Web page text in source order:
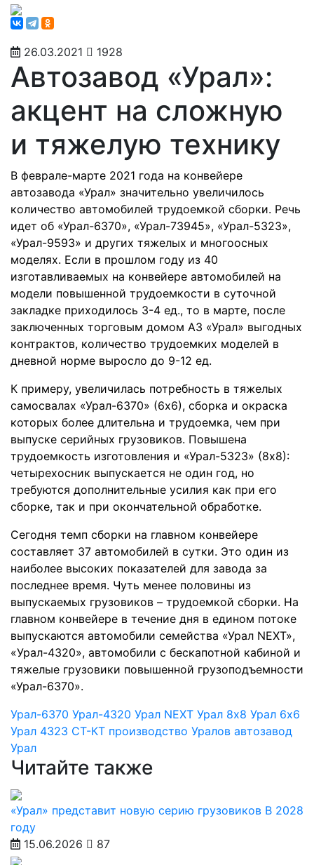
26.03.2021 1928
Автозавод «Урал»:
акцент на сложную
и тяжелую технику
В феврале-марте 2021 года на конвейере
автозавода «Урал» значительно увеличилось
количество автомобилей трудоемкой сборки. Речь
идет об «Урал-6370», «Урал-73945», «Урал-5323»,
«Урал-9593» и других тяжелых и многоосных
моделях. Если в прошлом году из 40
изготавливаемых на конвейере автомобилей на
модели повышенной трудоемкости в суточной
закладке приходилось 3-4 ед., то в марте, после
заключенных торговым домом АЗ «Урал» выгодных
контрактов, количество трудоемких моделей в
дневной норме выросло до 9-12 ед.
К примеру, увеличилась потребность в тяжелых
самосвалах «Урал-6370» (6х6), сборка и окраска
которых более длительна и трудоемка, чем при
выпуске серийных грузовиков. Повышена
трудоемкость изготовления и «Урал-5323» (8х8):
четырехосник выпускается не один год, но
требуются дополнительные усилия как при его
сборке, так и при окончательной обработке.
Сегодня темп сборки на главном конвейере
составляет 37 автомобилей в сутки. Это один из
наиболее высоких показателей для завода за
последнее время. Чуть менее половины из
выпускаемых грузовиков – трудоемкой сборки. На
главном конвейере в течение дня в едином потоке
выпускаются автомобили семейства «Урал NEXT»,
«Урал-4320», автомобили с бескапотной кабиной и
тяжелые грузовики повышенной грузоподъемности
«Урал-6370».
Урал-6370 Урал-4320 Урал NEXT Урал 8х8 Урал 6х6
Урал 4323 СТ-КТ производство Уралов автозавод
Урал
Читайте также
«Урал» представит новую серию грузовиков В 2028
году
15.06.2026
87